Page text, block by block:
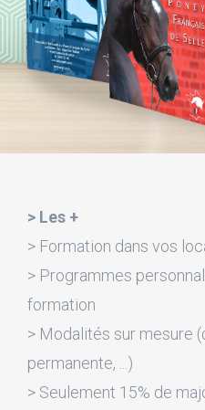
> Les +
> Formation dans vos
> Programmes
formation
> Modalités sur mesure
permanente, ...)
> Seulement 15% de